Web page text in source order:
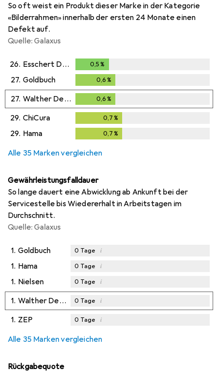
So oft weist ein Produkt dieser Marke in der Kategorie
«Bilderrahmen» innerhalb der ersten 24 Monate einen
Defekt auf.
Quelle: Galaxus
26. Esschert Design 0,5 %
27. Goldbuch 0,6 %
27. Walther Design 0,6 %
29. ChiCura 0,7 %
29. Hama 0,7 %
Alle 35 Marken vergleichen
Gewährleistungsfalldauer
So lange dauert eine Abwicklung ab Ankunft bei der
Servicestelle bis Wiedererhalt in Arbeitstagen im
Durchschnitt.
Quelle: Galaxus
1. Goldbuch 0 Tage i
1. Hama 0 Tage i
1. Nielsen 0 Tage i
1. Walther Design 0 Tage i
1. ZEP 0 Tage i
Alle 35 Marken vergleichen
Rückgabequote